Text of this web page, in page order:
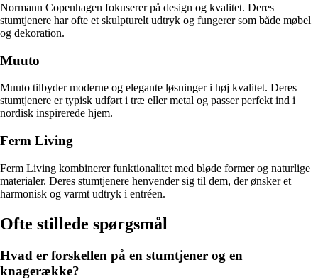
Normann Copenhagen fokuserer på design og kvalitet. Deres
stumtjenere har ofte et skulpturelt udtryk og fungerer som både møbel
og dekoration.
Muuto
Muuto tilbyder moderne og elegante løsninger i høj kvalitet. Deres
stumtjenere er typisk udført i træ eller metal og passer perfekt ind i
nordisk inspirerede hjem.
Ferm Living
Ferm Living kombinerer funktionalitet med bløde former og naturlige
materialer. Deres stumtjenere henvender sig til dem, der ønsker et
harmonisk og varmt udtryk i entréen.
Ofte stillede spørgsmål
Hvad er forskellen på en stumtjener og en
knagerække?